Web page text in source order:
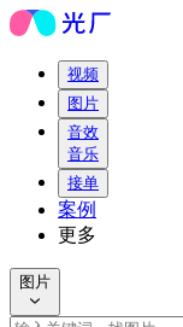
视频
图片
音效
音乐
接单
案例
更多
图片